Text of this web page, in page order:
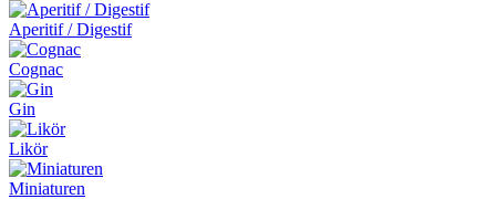
Aperitif / Digestif
Cognac
Gin
Likör
Miniaturen